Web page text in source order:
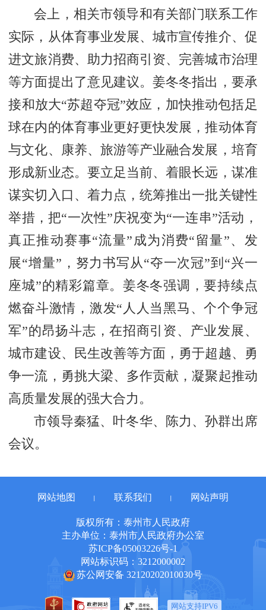
会上，相关市领导和有关部门联系工作
实际，从体育事业发展、城市宣传推介、促
进文旅消费、助力招商引资、完善城市治理
等方面提出了意见建议。姜冬冬指出，要承
接和放大“苏超夺冠”效应，加快推动包括足
球在内的体育事业更好更快发展，推动体育
与文化、康养、旅游等产业融合发展，培育
形成新业态。要立足当前、着眼长远，谋准
谋实切入口、着力点，统筹推出一批关键性
举措，把“一次性”庆祝变为“一连串”活动，
真正推动赛事“流量”成为消费“留量”、发
展“增量”，努力书写从“夺一次冠”到“兴一
座城”的精彩篇章。姜冬冬强调，要持续点
燃奋斗激情，激发“人人当黑马、个个争冠
军”的昂扬斗志，在招商引资、产业发展、
城市建设、民生改善等方面，勇于超越、勇
争一流，勇挑大梁、多作贡献，凝聚起推动
高质量发展的强大合力。
市领导秦猛、叶冬华、陈力、孙群出席
会议。
网站地图 联系我们 网站声明
版权所有：泰州市人民政府
主办单位：泰州市人民政府办公室
苏ICP备05003226号-1
网站标识码：3212000002
苏公网安备 32120202010030号
网站支持IPV6